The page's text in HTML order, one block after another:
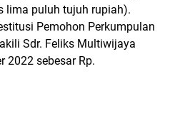
lima puluh tujuh rupiah).
Pemohon Perkumpulan
Sdr. Feliks Multiwijaya
2022 sebesar Rp.